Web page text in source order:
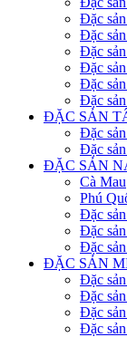
Đặc
Đặc
Đặc
Đặc
Đặc
Đặc
ĐẶC SẢN
Đặc
Đặc
ĐẶC SẢN
Cà Mau
Phú
Đặc
Đặc
Đặc
ĐẶC SẢN
Đặc
Đặc
Đặc
Đặc